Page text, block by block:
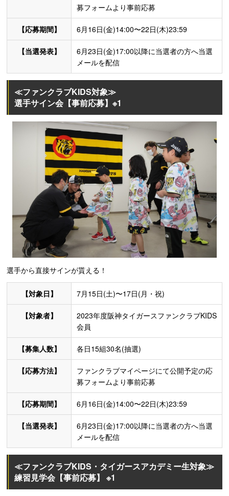
募フォームより事前応募
【応募期間】 6月16日(金)14:00〜22日(木)23:59
【当選発表】
6月23日(金)17:00以降に当選者の方へ当選
メールを配信
≪ファンクラブKIDS対象≫
選手サイン会【事前応募】※1
選手から直接サインが貰える！
【対象日】 7月15日(土)〜17日(月・祝)
【対象者】
2023年度阪神タイガースファンクラブKIDS
会員
【募集人数】 各日15組30名(抽選)
【応募方法】
ファンクラブマイページにて公開予定の応
募フォームより事前応募
【応募期間】 6月16日(金)14:00〜22日(木)23:59
【当選発表】
6月23日(金)17:00以降に当選者の方へ当選
メールを配信
≪ファンクラブKIDS・タイガースアカデミー生対象≫
練習見学会【事前応募】 ※1